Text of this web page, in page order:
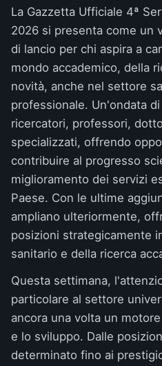
La Gazzetta Ufficiale 4ª
2026 si presenta come un
di lancio per chi aspira a
mondo accademico, della
novità, anche nel settore
professionale. Un'ondata
ricercatori, professori,
specializzati, offrendo
contribuire al progresso
miglioramento dei servizi
Paese. Con le ultime
ampliano ulteriormente,
posizioni strategicamente
sanitario e della ricerca
Questa settimana,
particolare al settore
ancora una volta un
e lo sviluppo. Dalle
determinato fino ai